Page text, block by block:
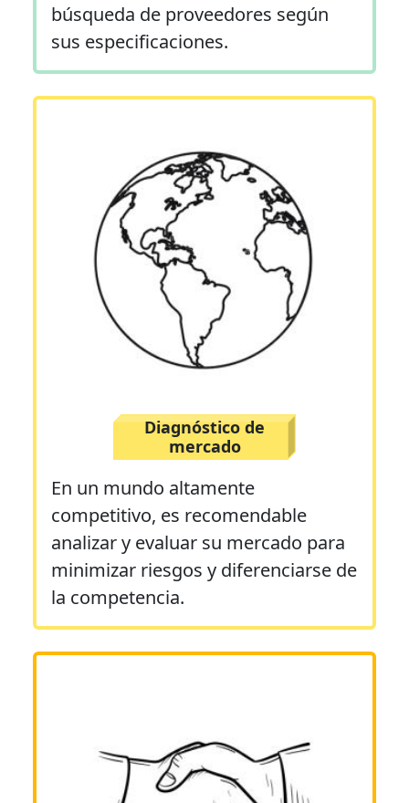
búsqueda de proveedores según
sus especificaciones.
Diagnóstico de
mercado
En un mundo altamente
competitivo, es recomendable
analizar y evaluar su mercado para
minimizar riesgos y diferenciarse de
la competencia.